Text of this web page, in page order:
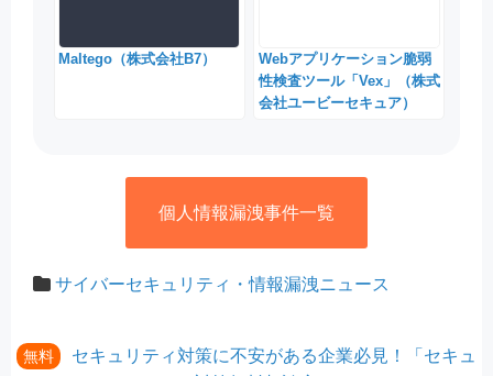
Maltego（株式会社B7）
Webアプリケーション脆弱
性検査ツール「Vex」（株式
会社ユービーセキュア）
個人情報漏洩事件一覧
サイバーセキュリティ・情報漏洩ニュース
無料
セキュリティ対策に不安がある企業必見！「セキュ